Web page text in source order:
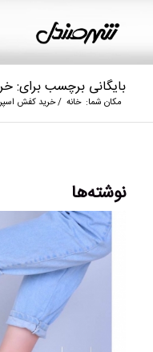
بایگانی برچسب برای:
مکان شما: خانه /خرید کفش
نوشته‌ها